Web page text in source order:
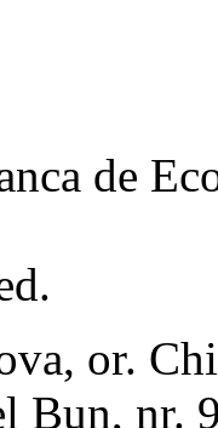
de
or.
Bun, nr.